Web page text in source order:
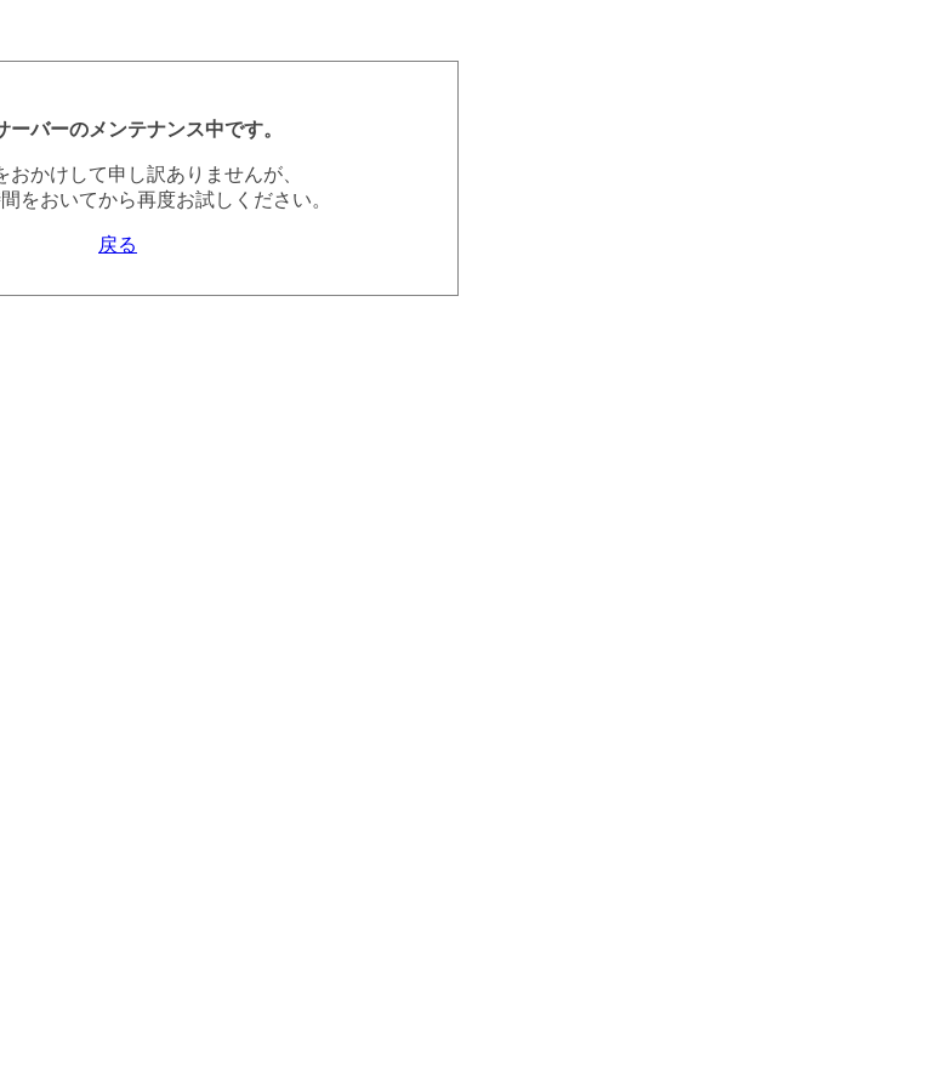
ーバーのメンテナンス中です。
おかけして申し訳ありませんが、
をおいてから再度お試しください。
戻る